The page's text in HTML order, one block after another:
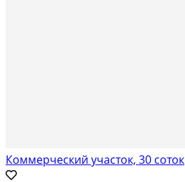
Коммерческий участок, 30 соток